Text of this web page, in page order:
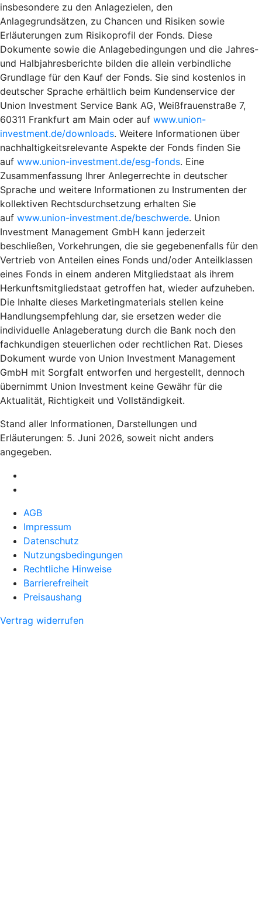
insbesondere zu den Anlagezielen, den
Anlagegrundsätzen, zu Chancen und Risiken sowie
Erläuterungen zum Risikoprofil der Fonds. Diese
Dokumente sowie die Anlagebedingungen und die Jahres-
und Halbjahresberichte bilden die allein verbindliche
Grundlage für den Kauf der Fonds. Sie sind kostenlos in
deutscher Sprache erhältlich beim Kundenservice der
Union Investment Service Bank AG, Weißfrauenstraße 7,
60311 Frankfurt am Main oder auf www.union-
investment.de/downloads. Weitere Informationen über
nachhaltigkeitsrelevante Aspekte der Fonds finden Sie
auf www.union-investment.de/esg-fonds. Eine
Zusammenfassung Ihrer Anlegerrechte in deutscher
Sprache und weitere Informationen zu Instrumenten der
kollektiven Rechtsdurchsetzung erhalten Sie
auf www.union-investment.de/beschwerde. Union
Investment Management GmbH kann jederzeit
beschließen, Vorkehrungen, die sie gegebenenfalls für den
Vertrieb von Anteilen eines Fonds und/oder Anteilklassen
eines Fonds in einem anderen Mitgliedstaat als ihrem
Herkunftsmitgliedstaat getroffen hat, wieder aufzuheben.
Die Inhalte dieses Marketingmaterials stellen keine
Handlungsempfehlung dar, sie ersetzen weder die
individuelle Anlageberatung durch die Bank noch den
fachkundigen steuerlichen oder rechtlichen Rat. Dieses
Dokument wurde von Union Investment Management
GmbH mit Sorgfalt entworfen und hergestellt, dennoch
übernimmt Union Investment keine Gewähr für die
Aktualität, Richtigkeit und Vollständigkeit.
Stand aller Informationen, Darstellungen und
Erläuterungen: 5. Juni 2026, soweit nicht anders
angegeben.
AGB
Impressum
Datenschutz
Nutzungsbedingungen
Rechtliche Hinweise
Barrierefreiheit
Preisaushang
Vertrag widerrufen